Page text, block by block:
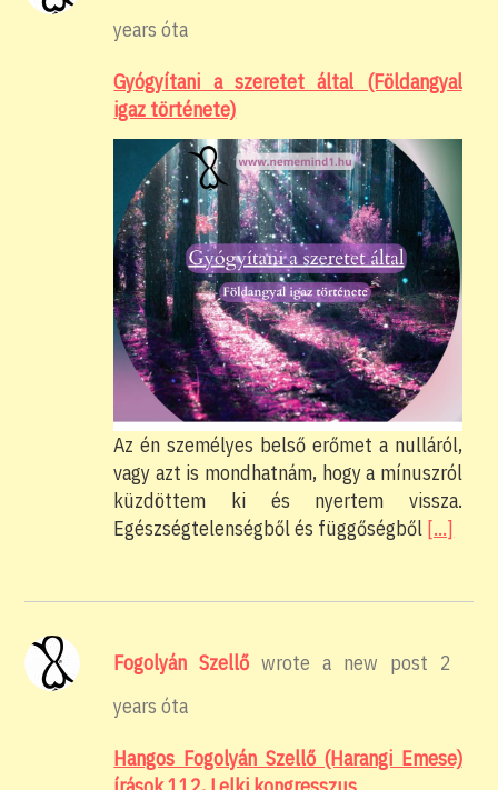
years óta
Gyógyítani a szeretet által (Földangyal
igaz története)
Az én személyes belső erőmet a nulláról,
vagy azt is mondhatnám, hogy a mínuszról
küzdöttem ki és nyertem vissza.
Egészségtelenségből és függőségből […]
Fogolyán Szellő wrote a new post 2
years óta
Hangos Fogolyán Szellő (Harangi Emese)